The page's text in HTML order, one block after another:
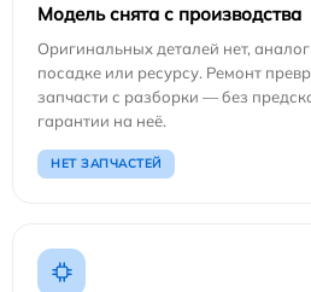
Модель снята с производства
Оригинальных деталей нет,
посадке или ресурсу. Ремонт
запчасти с разборки — без
гарантии на неё.
НЕТ ЗАПЧАСТЕЙ